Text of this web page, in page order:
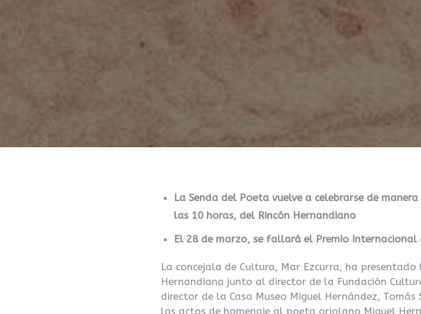
La Senda del Poeta vuelve a celebrarse de
las 10 horas, del Rincón Hernandiano
El 28 de marzo, se fallará el Premio Internacional
La concejala de Cultura, Mar Ezcurra, ha
Hernandiana junto al director de la Fundación
director de la Casa Museo Miguel Hernández,
los actos de homenaje al poeta oriolano Miguel